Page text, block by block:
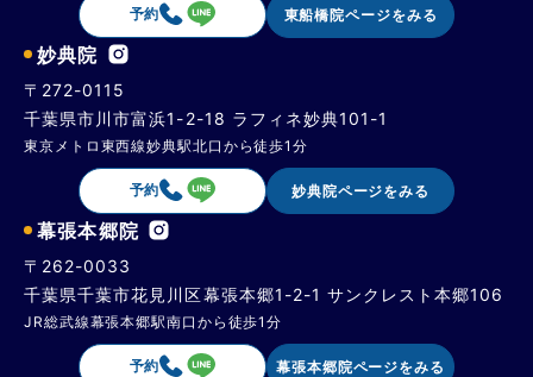
予約 東船橋院ページをみる
妙典院
〒272-0115
千葉県市川市富浜1-2-18 ラフィネ妙典101-1
東京メトロ東西線妙典駅北口から徒歩1分
予約 妙典院ページをみる
幕張本郷院
〒262-0033
千葉県千葉市花見川区幕張本郷1-2-1 サンクレスト本郷106
JR総武線幕張本郷駅南口から徒歩1分
予約 幕張本郷院ページをみる